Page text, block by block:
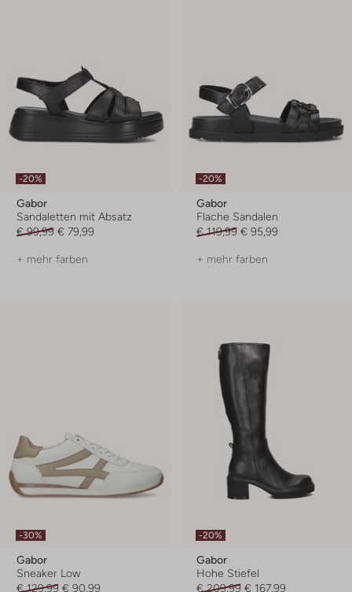
-20%
Gabor
Sandaletten mit Absatz
€ 99,99 € 79,99
+ mehr farben
-20%
Gabor
Flache Sandalen
€ 119,99 € 95,99
+ mehr farben
-30%
Gabor
Sneaker Low
€ 129,99 € 90,99
-20%
Gabor
Hohe Stiefel
€ 209,99 € 167,99